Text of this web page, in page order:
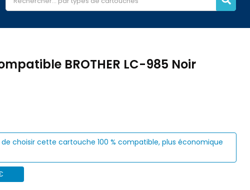
BROTHER LC-985 Noir
de choisir cette cartouche 100 % compatible, plus économique